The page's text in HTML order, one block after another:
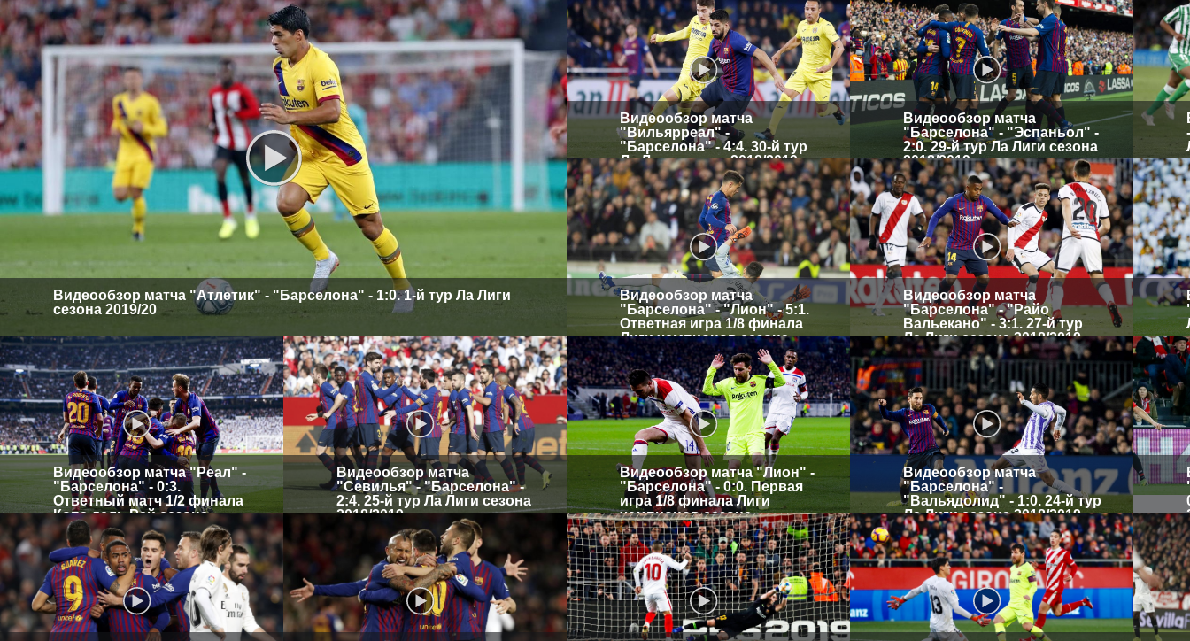
Видеообзор матча "Атлетик" - "Барселона" - 1:0. 1-й тур Ла Лиги
сезона 2019/20
Видеообзор матча
"Вильярреал" -
"Барселона" - 4:4. 30-й тур
Ла Лиги сезона 2018/2019
Видеообзор матча
"Барселона" - "Эспаньол" -
2:0. 29-й тур Ла Лиги сезона
2018/2019
Видеообзор матча
"Барселона" - "Лион" - 5:1.
Ответная игра 1/8 финала
Лиги чемпионов сезона
2018/2019
Видеообзор матча
"Барселона" - "Райо
Вальекано" - 3:1. 27-й тур
Ла Лиги сезона 2018/2019
Видеообзор матча "Реал" -
"Барселона" - 0:3.
Ответный матч 1/2 финала
Копа дель Рей сезона
2018/2019
Видеообзор матча
"Севилья" - "Барселона" -
2:4. 25-й тур Ла Лиги сезона
2018/2019
Видеообзор матча "Лион" -
"Барселона" - 0:0. Первая
игра 1/8 финала Лиги
чемпионов сезона
2018/2019
Видеообзор матча
"Барселона" -
"Вальядолид" - 1:0. 24-й тур
Ла Лиги сезона 2018/2019